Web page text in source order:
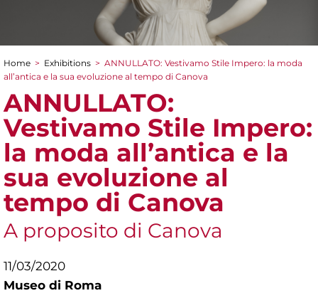
You are here
Home > Exhibitions > ANNULLATO: Vestivamo Stile Impero: la moda
all’antica e la sua evoluzione al tempo di Canova
ANNULLATO:
Vestivamo Stile Impero:
la moda all’antica e la
sua evoluzione al
tempo di Canova
A proposito di Canova
11/03/2020
Museo di Roma